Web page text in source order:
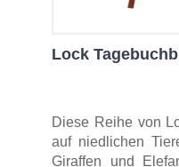
Lock
Diese Reihe von
auf niedlichen
Giraffen und